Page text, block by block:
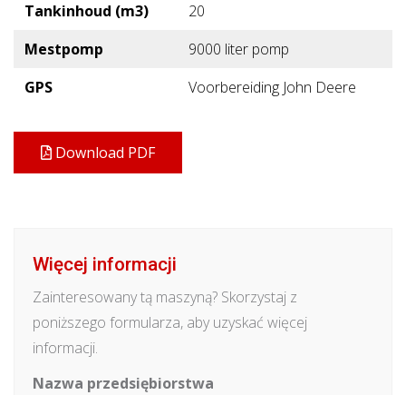
Tankinhoud (m3)
20
Mestpomp
9000 liter pomp
GPS
Voorbereiding John Deere
Download PDF
Więcej informacji
Zainteresowany tą maszyną? Skorzystaj z
poniższego formularza, aby uzyskać więcej
informacji.
Nazwa przedsiębiorstwa